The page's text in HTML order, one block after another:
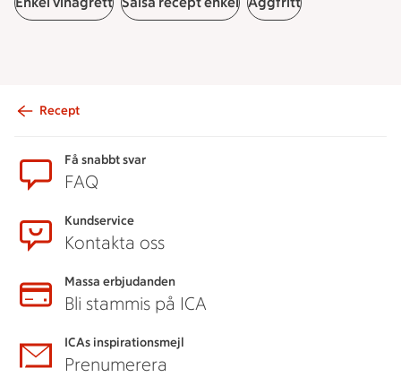
Recept
Få snabbt svar
FAQ
Kundservice
Kontakta oss
Massa erbjudanden
Bli stammis på ICA
ICAs inspirationsmejl
Prenumerera